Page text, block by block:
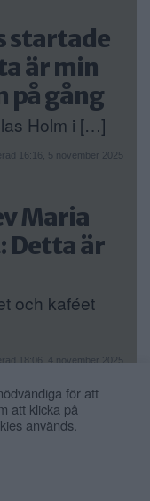
startade
är min
på gång
Holm i […]
16:16, 5 november 2025
Maria
Detta är
och kaféet
18:06, 4 november 2025
för att
att klicka på
används.